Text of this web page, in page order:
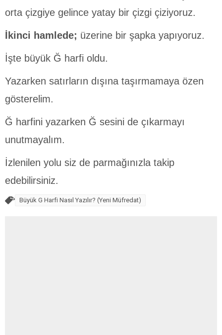
orta çizgiye gelince yatay bir çizgi çiziyoruz.
İkinci hamlede; üzerine bir şapka yapıyoruz.
İşte büyük Ğ harfi oldu.
Yazarken satırların dışına taşırmamaya özen
gösterelim.
Ğ harfini yazarken Ğ sesini de çıkarmayı
unutmayalım.
İzlenilen yolu siz de parmağınızla takip
edebilirsiniz.
Büyük G Harfi Nasıl Yazılır? (Yeni Müfredat)